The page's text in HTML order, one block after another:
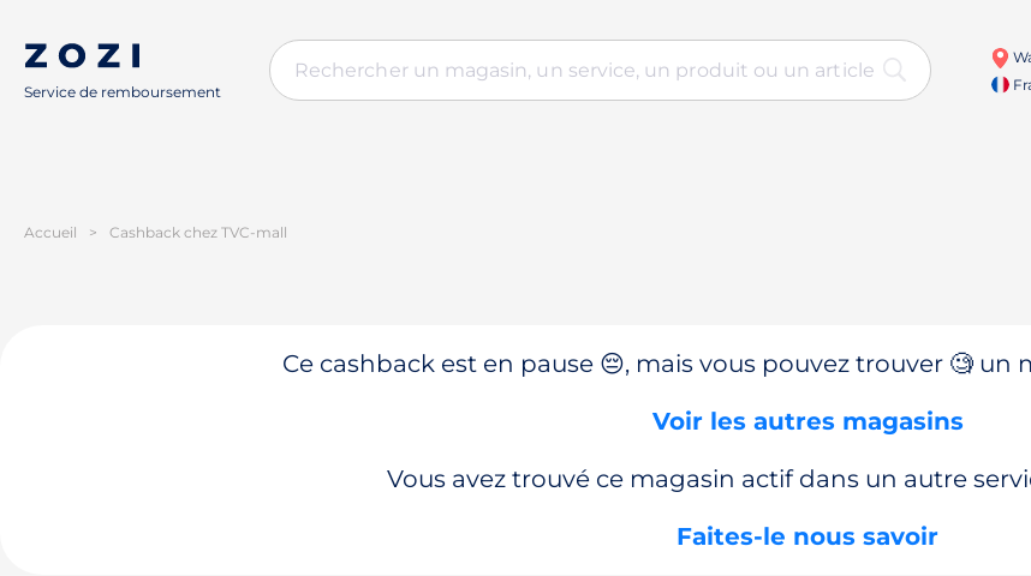
Service de remboursement
Accueil > Cashback chez TVC-mall
Ce cashback est en pause 😔, mais vous pouvez trouver 🧐 un
Voir les autres magasins
Vous avez trouvé ce magasin actif dans un autre
Faites-le nous savoir